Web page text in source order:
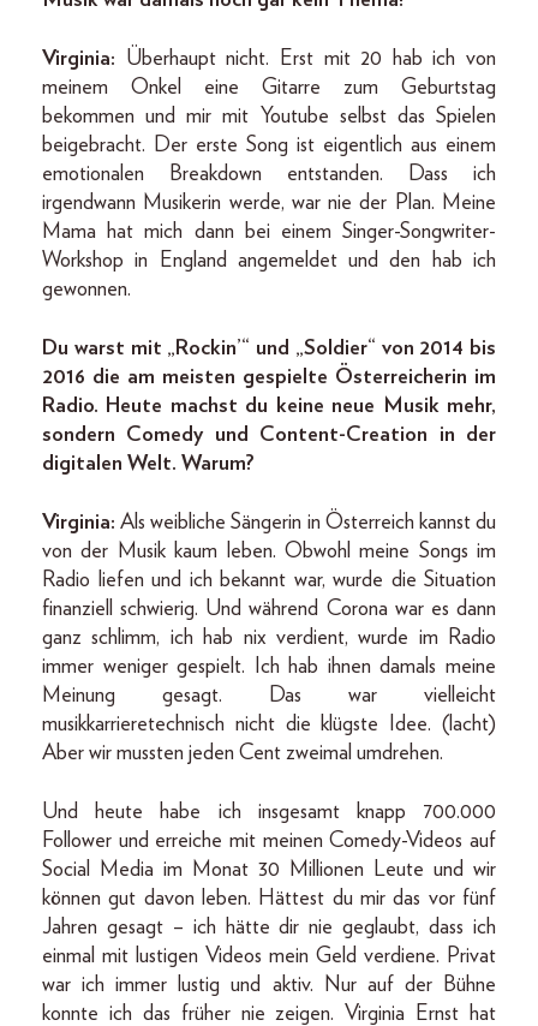
Virginia: Überhaupt nicht. Erst mit 20 hab ich von
meinem Onkel eine Gitarre zum Geburtstag
bekommen und mir mit Youtube selbst das Spielen
beigebracht. Der erste Song ist eigentlich aus einem
emotionalen Breakdown entstanden. Dass ich
irgendwann Musikerin werde, war nie der Plan. Meine
Mama hat mich dann bei einem Singer-­Songwriter-
Workshop in England angemeldet und den hab ich
gewonnen.
Du warst mit „Rockin’“ und „Soldier“ von 2014 bis
2016 die am meisten gespielte Österreicherin im
Radio. Heute machst du keine neue Musik mehr,
sondern Comedy und Content-­Creation in der
digitalen Welt. Wa­rum?
Virginia:Als weibliche Sängerin in Österreich kannst du
von der Musik kaum leben. Obwohl meine Songs im
Radio liefen und ich bekannt war, wurde die Situation
finanziell schwierig. Und während Corona war es dann
ganz schlimm, ich hab nix verdient, wurde im Radio
immer weniger gespielt. Ich hab ihnen damals meine
Meinung gesagt. Das war vielleicht
musikkarrieretechnisch nicht die klügste Idee. (lacht)
Aber wir mussten jeden Cent zweimal umdrehen.
Und heute habe ich insgesamt knapp 700.000
Follower und erreiche mit meinen Comedy-Videos auf
Social Media im Monat 30 Millionen Leute und wir
können gut davon leben. Hättest du mir das vor fünf
Jahren gesagt – ich hätte dir nie geglaubt, dass ich
einmal mit lustigen Videos mein Geld verdiene. Privat
war ich immer lustig und aktiv. Nur auf der Bühne
konnte ich das früher nie zeigen. Virginia Ernst hat